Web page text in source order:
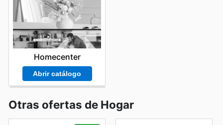
Homecenter
Abrir catálogo
Otras ofertas de Hogar